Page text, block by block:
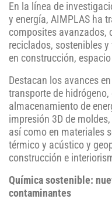
En la línea de
y energía, AIMPLAS ha
composites avanzados,
reciclados, sostenibles
en construcción,
Destacan los avances
transporte de
almacenamiento de
impresión 3D de
así como en materiales
térmico y acústico y
construcción e
Química sostenible:
contaminantes